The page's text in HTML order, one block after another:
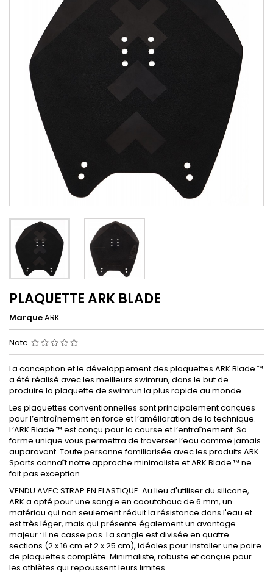
PLAQUETTE ARK BLADE
MarqueARK
Note
La conception et le développement des plaquettes ARK Blade ™
a été réalisé avec les meilleurs swimrun, dans le but de
produire la plaquette de swimrun la plus rapide au monde.
Les plaquettes conventionnelles sont principalement conçues
pour l’entraînement en force et l’amélioration de la technique.
L’ARK Blade ™ est conçu pour la course et l’entraînement. Sa
forme unique vous permettra de traverser l’eau comme jamais
auparavant. Toute personne familiarisée avec les produits ARK
Sports connaît notre approche minimaliste et ARK Blade ™ ne
fait pas exception.
VENDU AVEC STRAP EN ELASTIQUE. Au lieu d'utiliser du silicone,
ARK a opté pour une sangle en caoutchouc de 6 mm, un
matériau qui non seulement réduit la résistance dans l'eau et
est très léger, mais qui présente également un avantage
majeur : il ne casse pas. La sangle est divisée en quatre
sections (2 x 16 cm et 2 x 25 cm), idéales pour installer une paire
de plaquettes complète. Minimaliste, robuste et conçue pour
les athlètes qui repoussent leurs limites.